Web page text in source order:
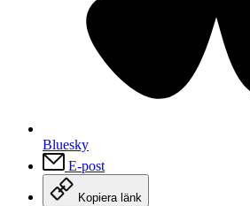
Bluesky
E-post
Kopiera länk